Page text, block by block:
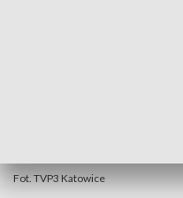
Fot. TVP3 Katowice